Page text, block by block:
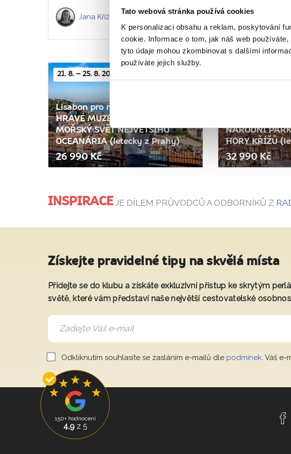
Tato webová stránka používá cookies
K personalizaci obsahu a reklam, poskytování
cookie. Informace o tom, jak náš web
tyto údaje mohou zkombinovat s dalšími
používáte jejich služby.
Jana Křížová Přečteno 7683x
21. 8. – 25. 8. 2026
Lisabon pro rodiče a děti +
HRAVÉ MUZEUM VĚDY +
MOŘSKÝ SVĚT NEJVĚTŠÍHO
OCEANÁRIA (letecky z Prahy)
26 990 Kč
NÁRODNÍ
HORY KŘÍŽŮ
32 990 Kč
INSPIRACEJE DÍLEM PRŮVODCŮ A ODBORNÍKŮ Z
Získejte pravidelné tipy na skvělá místa
Přidejte se do klubu a získáte exkluzivní přístup ke skrytým
světě, které vám představí naše největší cestovatelské
Odkliknutím souhlasíte se zasláním e-mailů dle podmínek. Váš e-
150+ hodnocení
4,9z 5